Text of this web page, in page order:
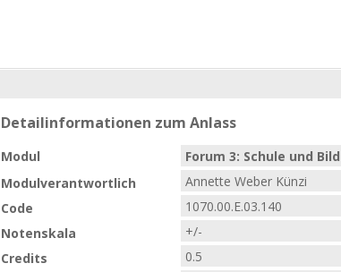
Detailinformationen zum Anlass
Modul
Forum 3: Schule und
Modulverantwortlich
Annette Weber Künzi
Code
1070.00.E.03.140
Notenskala
+/-
Credits
0.5